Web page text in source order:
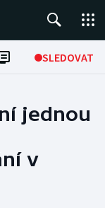
SLEDOVAT
jednou
v